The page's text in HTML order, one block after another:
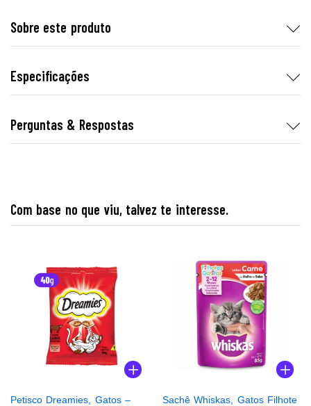
Sobre este produto
Especificações
Perguntas & Respostas
Com base no que viu, talvez te interesse.
Petisco Dreamies, Gatos – Sachê Whiskas, Gatos Filhote